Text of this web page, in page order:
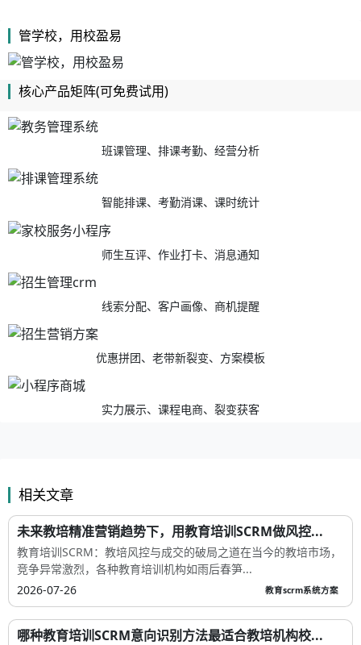
管学校，用校盈易
核心产品矩阵(可免费试用)
班课管理、排课考勤、经营分析
智能排课、考勤消课、课时统计
师生互评、作业打卡、消息通知
线索分配、客户画像、商机提醒
优惠拼团、老带新裂变、方案模板
实力展示、课程电商、裂变获客
相关文章
未来教培精准营销趋势下，用教育培训SCRM做风控...
教育培训SCRM：教培风控与成交的破局之道在当今的教培市场，
竞争异常激烈，各种教育培训机构如雨后春笋...
2026-07-26
教育scrm系统方案
哪种教育培训SCRM意向识别方法最适合教培机构校...